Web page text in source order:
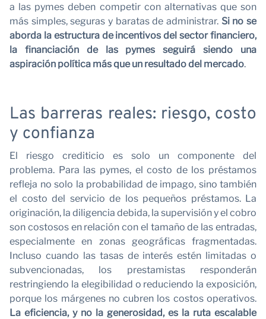
a las pymes deben competir con alternativas que son
más simples, seguras y baratas de administrar. Si no se
aborda la estructura de incentivos del sector financiero,
la financiación de las pymes seguirá siendo una
aspiración política más que un resultado del mercado.
Las barreras reales: riesgo, costo
y confianza
El riesgo crediticio es solo un componente del
problema. Para las pymes, el costo de los préstamos
refleja no solo la probabilidad de impago, sino también
el costo del servicio de los pequeños préstamos. La
originación, la diligencia debida, la supervisión y el cobro
son costosos en relación con el tamaño de las entradas,
especialmente en zonas geográficas fragmentadas.
Incluso cuando las tasas de interés estén limitadas o
subvencionadas, los prestamistas responderán
restringiendo la elegibilidad o reduciendo la exposición,
porque los márgenes no cubren los costos operativos.
La eficiencia, y no la generosidad, es la ruta escalable